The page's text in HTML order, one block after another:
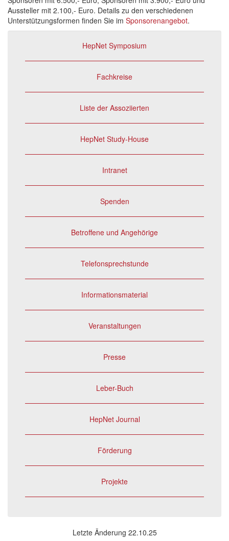
Aussteller mit 2.100,- Euro. Details zu den verschiedenen
Unterstützungsformen finden Sie im Sponsorenangebot.
HepNet Symposium
Fachkreise
Liste der Assoziierten
HepNet Study-House
Intranet
Spenden
Betroffene und Angehörige
Telefonsprechstunde
Informationsmaterial
Veranstaltungen
Presse
Leber-Buch
HepNet Journal
Förderung
Projekte
Letzte Änderung 22.10.25